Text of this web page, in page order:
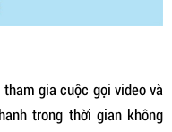
gia cuộc gọi video và
trong thời gian không